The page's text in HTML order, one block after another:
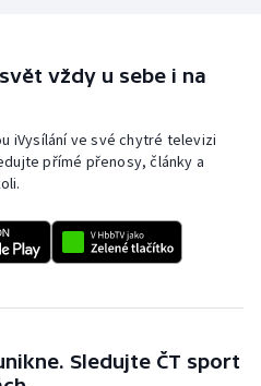
vždy u sebe i na
iVysílání ve své chytré televizi
přímé přenosy, články a
Sledujte ČT sport